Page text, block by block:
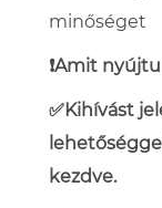
minőséget
❗Amit
✅Kihívást
kezdve.